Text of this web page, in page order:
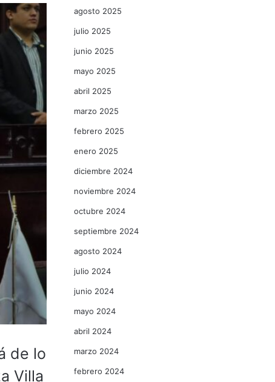
de lo
Villa
agosto 2025
julio 2025
junio 2025
mayo 2025
abril 2025
marzo 2025
febrero 2025
enero 2025
diciembre 2024
noviembre 2024
octubre 2024
septiembre 2024
agosto 2024
julio 2024
junio 2024
mayo 2024
abril 2024
marzo 2024
febrero 2024